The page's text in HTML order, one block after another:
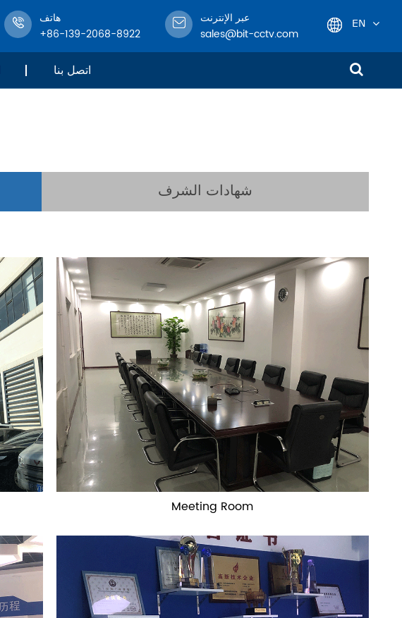
هاتف
+86-139-2068-8922
عبر الإنترنت
sales@bit-cctv.com
EN
français
Deutsch
italiano
русский
português
العربية
tiếng việt
ไทย
dansk
Svenska
اتصل بنا
شهادات الشرف
Meeting Room